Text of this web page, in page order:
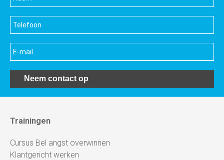
Neem contact op
Trainingen
Cursus Bel angst overwinnen
Klantgericht werken